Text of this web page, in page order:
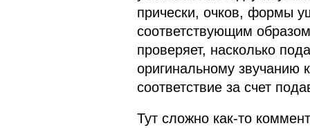
прически, очков, формы
соответствующим
проверяет, насколько
оригинальному звучанию
соответствие за счет
Тут сложно как-то